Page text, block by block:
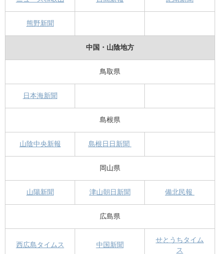
熊野新聞
中国・山陰地方
鳥取県
日本海新聞
島根県
山陰中央新報 島根日日新聞
岡山県
山陽新聞 津山朝日新聞 備北民報
広島県
西広島タイムス 中国新聞
せとうちタイム
ス